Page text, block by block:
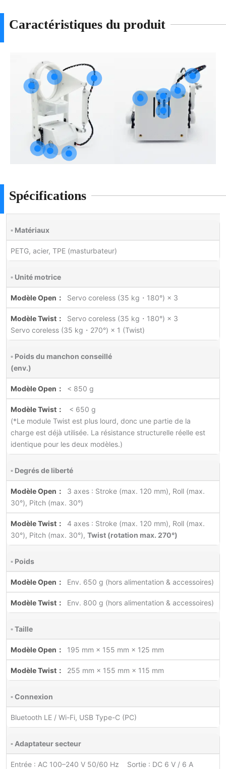
Caractéristiques du produit
Spécifications
▫ Matériaux
PETG, acier, TPE (masturbateur)
▫ Unité motrice
Servo coreless (35 kg・180°) × 3
Servo coreless (35 kg・180°) × 3
Servo coreless (35 kg・270°) × 1 (Twist)
▫ Poids du manchon conseillé
(env.)
< 850 g
< 650 g
(*Le module Twist est plus lourd, donc une partie de la
charge est déjà utilisée. La résistance structurelle réelle est
identique pour les deux modèles.)
▫ Degrés de liberté
3 axes : Stroke (max. 120 mm), Roll (max.
30°), Pitch (max. 30°)
4 axes : Stroke (max. 120 mm), Roll (max.
30°), Pitch (max. 30°), Twist (rotation max. 270°)
▫ Poids
Env. 650 g (hors alimentation & accessoires)
Env. 800 g (hors alimentation & accessoires)
▫ Taille
195 mm × 155 mm × 125 mm
255 mm × 155 mm × 115 mm
▫ Connexion
Bluetooth LE / Wi-Fi, USB Type-C (PC)
▫ Adaptateur secteur
Entrée : AC 100–240 V 50/60 Hz Sortie : DC 6 V / 6 A